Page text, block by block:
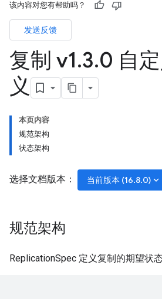
该内容对您有帮助吗？
发送反馈
复制 v1.3.0 自
义
本页内容
规范架构
状态架构
选择文档版本： 当前版本 (16.8.0) keyboard_arrow_down
规范架构
ReplicationSpec 定义复制的期望状态